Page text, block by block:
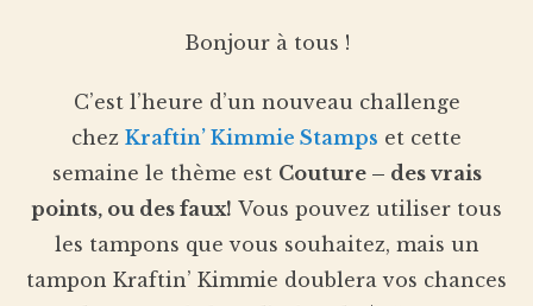
Bonjour à tous !
C’est l’heure d’un nouveau challenge
chez Kraftin’ Kimmie Stamps et cette
semaine le thème est Couture – des vrais
points, ou des faux! Vous pouvez utiliser tous
les tampons que vous souhaitez, mais un
tampon Kraftin’ Kimmie doublera vos chances